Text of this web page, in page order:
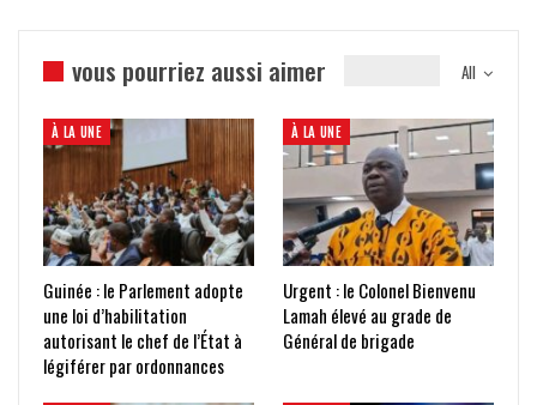
All
vous pourriez aussi aimer
À LA UNE
Guinée : le Parlement adopte
une loi d’habilitation
autorisant le chef de l’État à
légiférer par ordonnances
À LA UNE
Urgent : le Colonel Bienvenu
Lamah élevé au grade de
Général de brigade